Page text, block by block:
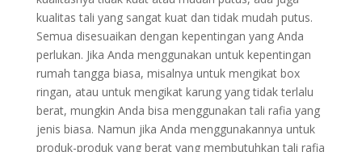
kualitas tali yang sangat kuat dan tidak mudah putus.
Semua disesuaikan dengan kepentingan yang Anda
perlukan. Jika Anda menggunakan untuk kepentingan
rumah tangga biasa, misalnya untuk mengikat box
ringan, atau untuk mengikat karung yang tidak terlalu
berat, mungkin Anda bisa menggunakan tali rafia yang
jenis biasa. Namun jika Anda menggunakannya untuk
produk-produk yang berat yang membutuhkan tali rafia